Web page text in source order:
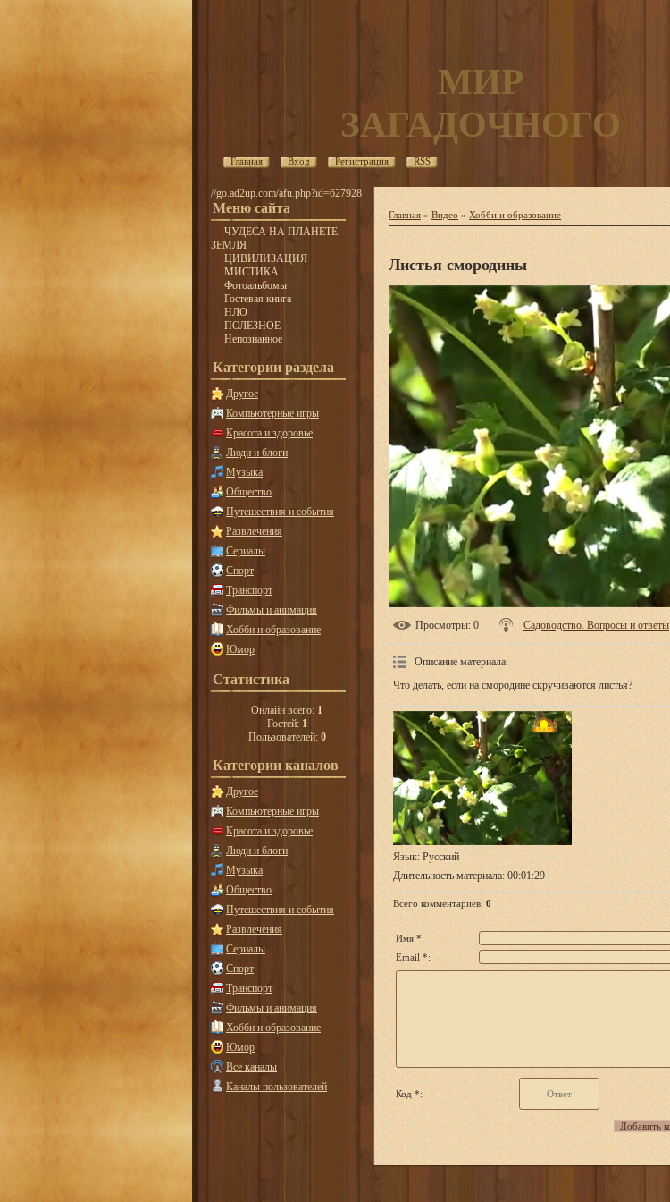
МИР
ЗАГАДОЧНОГО
Главная Вход Регистрация RSS
//go.ad2up.com/afu.php?id=627928
Меню сайта
ЧУДЕСА НА ПЛАНЕТЕ
ЗЕМЛЯ
ЦИВИЛИЗАЦИЯ
МИСТИКА
Фотоальбомы
Гостевая книга
НЛО
ПОЛЕЗНОЕ
Непознанное
Категории раздела
Другое
Компьютерные игры
Красота и здоровье
Люди и блоги
Музыка
Общество
Путешествия и события
Развлечения
Сериалы
Спорт
Транспорт
Фильмы и анимация
Хобби и образование
Юмор
Статистика
Онлайн всего: 1
Гостей: 1
Пользователей: 0
Категории каналов
Другое
Компьютерные игры
Красота и здоровье
Люди и блоги
Музыка
Общество
Путешествия и события
Развлечения
Сериалы
Спорт
Транспорт
Фильмы и анимация
Хобби и образование
Юмор
Все каналы
Каналы пользователей
Главная » Видео » Хобби и образование
Листья смородины
Просмотры: 0 Садоводство. Вопросы и ответы
Описание материала:
Что делать, если на смородине скручиваются листья?
Язык: Русский
Длительность материала: 00:01:29
Всего комментариев: 0
Имя *:
Email *:
Код *: